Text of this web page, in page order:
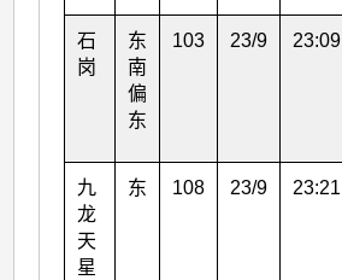
石
岗
东
南
偏
东
103 23/9 23:09
九
龙
天
星
东 108 23/9 23:21